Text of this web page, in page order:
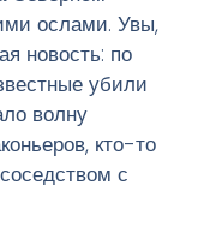
ослами. Увы,
новость: по
убили
волну
кто-то
с